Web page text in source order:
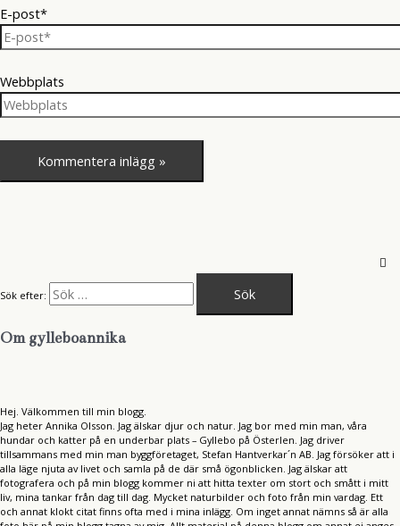
E-post*
Webbplats
Sök efter:
Om gylleboannika
Hej. Välkommen till min blogg.
Jag heter Annika Olsson. Jag älskar djur och natur. Jag bor med min man, våra
hundar och katter på en underbar plats – Gyllebo på Österlen. Jag driver
tillsammans med min man byggföretaget, Stefan Hantverkar´n AB. Jag försöker att i
alla läge njuta av livet och samla på de där små ögonblicken. Jag älskar att
fotografera och på min blogg kommer ni att hitta texter om stort och smått i mitt
liv, mina tankar från dag till dag. Mycket naturbilder och foto från min vardag. Ett
och annat klokt citat finns ofta med i mina inlägg. Om inget annat nämns så är alla